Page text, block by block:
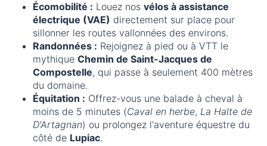
Écomobilité : Louez nos vélos à assistance
électrique (VAE) directement sur place pour
sillonner les routes vallonnées des environs.
Randonnées : Rejoignez à pied ou à VTT le
mythique Chemin de Saint-Jacques de
Compostelle, qui passe à seulement 400 mètres
du domaine.
Équitation : Offrez-vous une balade à cheval à
moins de 5 minutes (Caval en herbe, La Halte de
D'Artagnan) ou prolongez l'aventure équestre du
côté de Lupiac.